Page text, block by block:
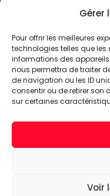
Gérer
Pour offrir les meilleures
technologies telles que
informations des
nous permettra de traiter
de navigation ou les ID
consentir ou de retirer son
sur certaines
Voir
Non classé
LIRE PLUS